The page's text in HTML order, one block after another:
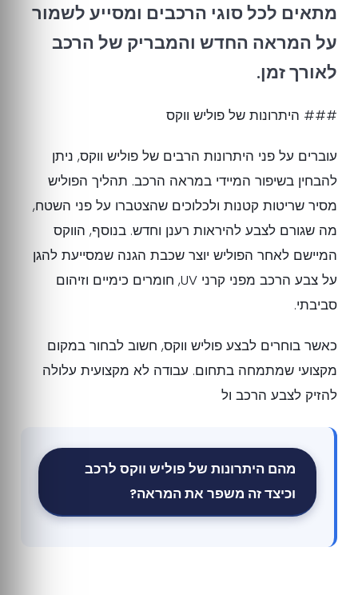
מתאים לכל סוגי הרכבים ומסייע לשמור
על המראה החדש והמבריק של הרכב
לאורך זמן.
### היתרונות של פוליש ווקס
עוברים על פני היתרונות הרבים של פוליש ווקס, ניתן
להבחין בשיפור המיידי במראה הרכב. תהליך הפוליש
מסיר שריטות קטנות ולכלוכים שהצטברו על פני השטח,
מה שגורם לצבע להיראות רענן וחדש. בנוסף, הווקס
המיישם לאחר הפוליש יוצר שכבת הגנה שמסייעת להגן
על צבע הרכב מפני קרני UV, חומרים כימיים וזיהום
סביבתי.
כאשר בוחרים לבצע פוליש ווקס, חשוב לבחור במקום
מקצועי שמתמחה בתחום. עבודה לא מקצועית עלולה
להזיק לצבע הרכב ול
מהם היתרונות של פוליש ווקס לרכב
וכיצד זה משפר את המראה?